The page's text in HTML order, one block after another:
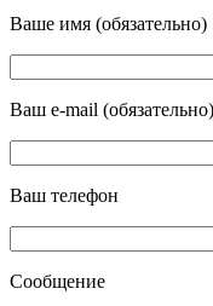
Ваше имя (обязательно)
Ваш e-mail (обязательно)
Ваш телефон
Сообщение